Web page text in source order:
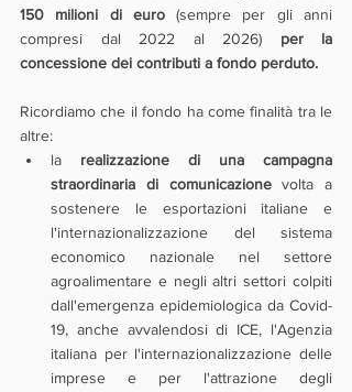
150 milioni di euro (sempre per gli anni
compresi dal 2022 al 2026) per la
concessione dei contributi a fondo perduto.
Ricordiamo che il fondo ha come finalità tra le
altre:
la realizzazione di una campagna
straordinaria di comunicazione volta a
sostenere le esportazioni italiane e
l'internazionalizzazione del sistema
economico nazionale nel settore
agroalimentare e negli altri settori colpiti
dall'emergenza epidemiologica da Covid-
19, anche avvalendosi di ICE, l'Agenzia
italiana per l'internazionalizzazione delle
imprese e per l'attrazione degli